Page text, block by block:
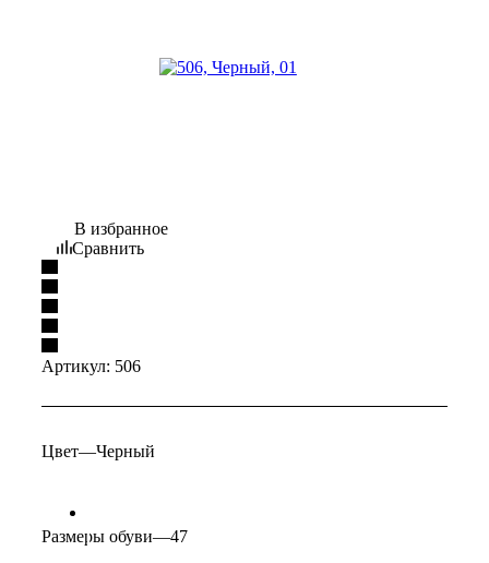
В избранное
Сравнить
Артикул: 506
Цвет—Черный
Размеры обуви—47